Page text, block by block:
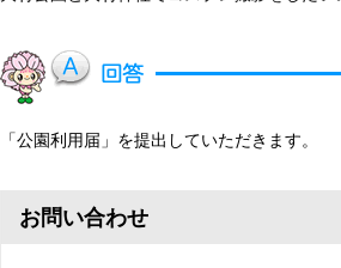
「公園利用届」を提出していただきます。
お問い合わせ